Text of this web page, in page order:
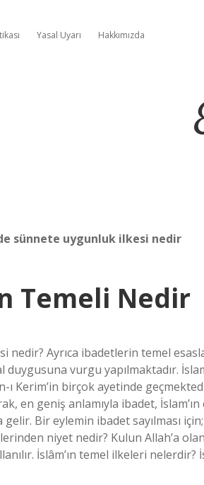
Yasal Uyarı Hakkımızda
sünnete uygunluk ilkesi nedir
Temeli Nedir
nedir? Ayrıca ibadetlerin temel
duygusuna vurgu yapılmaktadır.
ı Kerim’in birçok ayetinde
en geniş anlamıyla ibadet, İslam’ın
gelir. Bir eylemin ibadet sayılması
niyet nedir? Kulun Allah’a
İslâm’ın temel ilkeleri nelerdir?